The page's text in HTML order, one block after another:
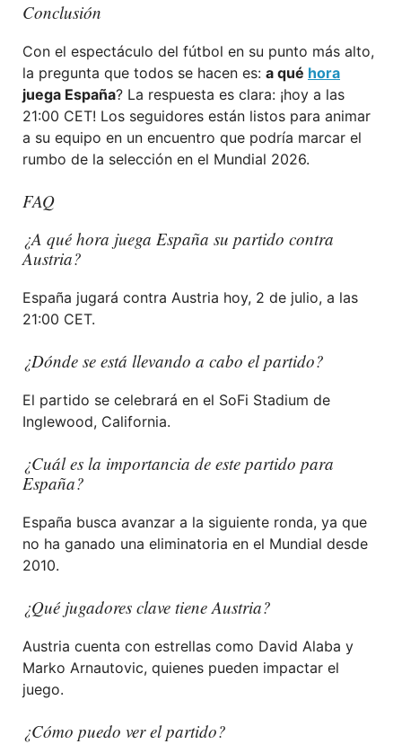
Conclusión
Con el espectáculo del fútbol en su punto más alto,
la pregunta que todos se hacen es: a qué hora
juega España? La respuesta es clara: ¡hoy a las
21:00 CET! Los seguidores están listos para animar
a su equipo en un encuentro que podría marcar el
rumbo de la selección en el Mundial 2026.
FAQ
¿A qué hora juega España su partido contra
Austria?
España jugará contra Austria hoy, 2 de julio, a las
21:00 CET.
¿Dónde se está llevando a cabo el partido?
El partido se celebrará en el SoFi Stadium de
Inglewood, California.
¿Cuál es la importancia de este partido para
España?
España busca avanzar a la siguiente ronda, ya que
no ha ganado una eliminatoria en el Mundial desde
2010.
¿Qué jugadores clave tiene Austria?
Austria cuenta con estrellas como David Alaba y
Marko Arnautovic, quienes pueden impactar el
juego.
¿Cómo puedo ver el partido?